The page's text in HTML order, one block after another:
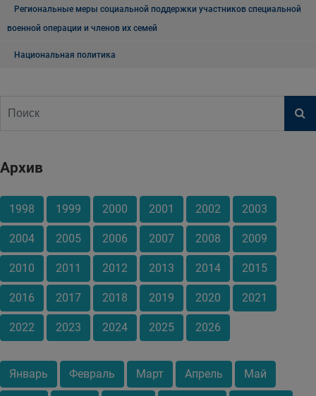
Региональные меры социальной поддержки участников специальной
военной операции и членов их семей
Национальная политика
Архив
1998 1999 2000 2001 2002 2003
2004 2005 2006 2007 2008 2009
2010 2011 2012 2013 2014 2015
2016 2017 2018 2019 2020 2021
2022 2023 2024 2025 2026
Январь Февраль Март Апрель Май